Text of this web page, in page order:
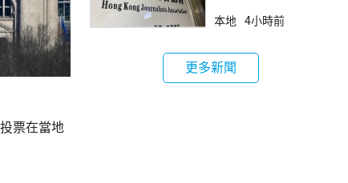
票在當地
國安一定「釘死
本地 4小時前
更多新聞